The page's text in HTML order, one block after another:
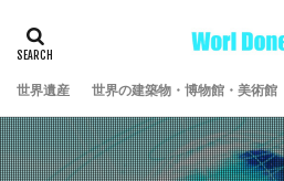
世界遺産 世界の建築物・博物館・美術館